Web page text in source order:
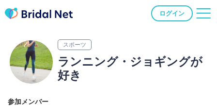
ログイン
スポーツ
ランニング・ジョギングが
好き
参加メンバー